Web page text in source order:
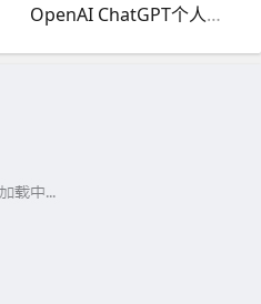
OpenAI ChatGPT个人账号购买 - 稳定独享免注册